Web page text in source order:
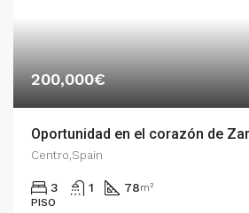
200,000€
Centro,Spain
3 1 78m²
PISO